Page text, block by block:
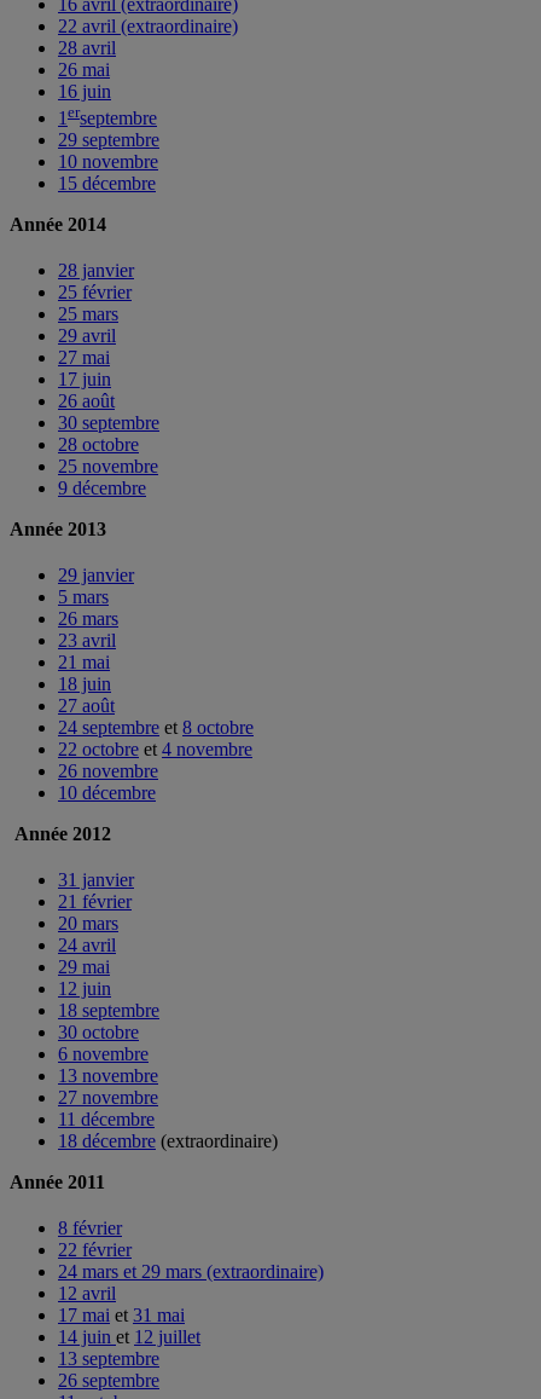
22 avril (extraordinaire)
28 avril
26 mai
16 juin
1 erseptembre
29 septembre
10 novembre
15 décembre
Année 2014
28 janvier
25 février
25 mars
29 avril
27 mai
17 juin
26 août
30 septembre
28 octobre
25 novembre
9 décembre
Année 2013
29 janvier
5 mars
26 mars
23 avril
21 mai
18 juin
27 août
24 septembre et 8 octobre
22 octobre et 4 novembre
26 novembre
10 décembre
Année 2012
31 janvier
21 février
20 mars
24 avril
29 mai
12 juin
18 septembre
30 octobre
6 novembre
13 novembre
27 novembre
11 décembre
18 décembre (extraordinaire)
Année 2011
8 février
22 février
24 mars et 29 mars (extraordinaire)
12 avril
17 mai et 31 mai
14 juin et 12 juillet
13 septembre
26 septembre